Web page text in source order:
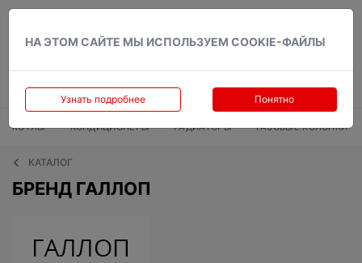
НА ЭТОМ САЙТЕ МЫ ИСПОЛЬЗУЕМ COOKIE-ФАЙЛЫ
Узнать подробнее Понятно
КОТЛЫ КОНДИЦИОНЕРЫ РАДИАТОРЫ ГАЗОВЫЕ КОЛОНКИ
КАТАЛОГ
БРЕНД ГАЛЛОП